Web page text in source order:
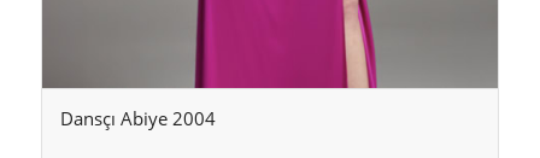
Dansçı Abiye 2004